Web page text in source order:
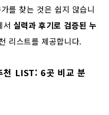
를 찾는 것은 쉽지 않습니
서 실력과 후기로 검증된 누
리스트를 제공합니다.
천 LIST: 6곳 비교 분